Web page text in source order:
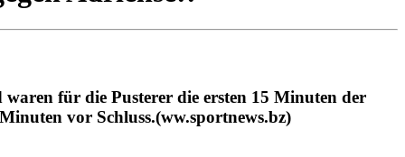
für die Pusterer die ersten 15 Minuten der
vor Schluss.(ww.sportnews.bz)